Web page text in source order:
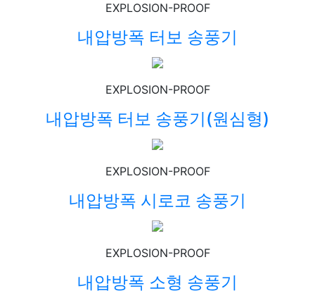
EXPLOSION-PROOF
내압방폭 터보 송풍기
EXPLOSION-PROOF
내압방폭 터보 송풍기(원심형)
EXPLOSION-PROOF
내압방폭 시로코 송풍기
EXPLOSION-PROOF
내압방폭 소형 송풍기